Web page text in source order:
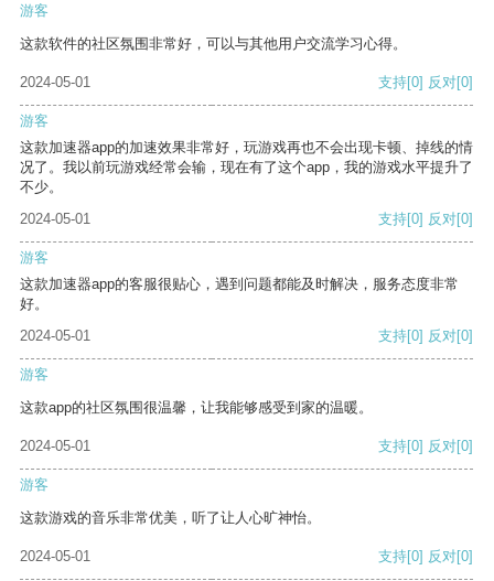
游客
这款软件的社区氛围非常好，可以与其他用户交流学习心得。
2024-05-01 支持[0] 反对[0]
游客
这款加速器app的加速效果非常好，玩游戏再也不会出现卡顿、掉线的情
况了。我以前玩游戏经常会输，现在有了这个app，我的游戏水平提升了
不少。
2024-05-01
支持[0] 反对[0]
游客
这款加速器app的客服很贴心，遇到问题都能及时解决，服务态度非常
好。
2024-05-01
支持[0] 反对[0]
游客
这款app的社区氛围很温馨，让我能够感受到家的温暖。
2024-05-01 支持[0] 反对[0]
游客
这款游戏的音乐非常优美，听了让人心旷神怡。
2024-05-01 支持[0] 反对[0]